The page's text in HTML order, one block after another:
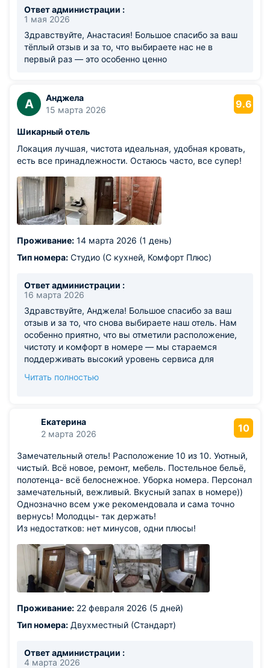
Ответ администрации :
1 мая 2026
Здравствуйте, Анастасия! Большое спасибо за ваш
тёплый отзыв и за то, что выбираете нас не в
первый раз — это особенно ценно
А
Анджела
15 марта 2026
9.6
Шикарный отель
Локация лучшая, чистота идеальная, удобная кровать,
есть все принадлежности. Остаюсь часто, все супер!
Проживание: 14 марта 2026 (1 день)
Тип номера: Студио (С кухней, Комфорт Плюс)
Ответ администрации :
16 марта 2026
Здравствуйте, Анджела! Большое спасибо за ваш
отзыв и за то, что снова выбираете наш отель. Нам
особенно приятно, что вы отметили расположение,
чистоту и комфорт в номере — мы стараемся
поддерживать высокий уровень сервиса для
останавливаться. Для нашей команды очень ценно,
раз! С теплом и заботой, Администрация отеля
«Сочи Галерея Парк»
Читать полностью
Екатерина
2 марта 2026
10
Замечательный отель! Расположение 10 из 10. Уютный,
чистый. Всё новое, ремонт, мебель. Постельное бельё,
полотенца- всё белоснежное. Уборка номера. Персонал
замечательный, вежливый. Вкусный запах в номере))
Однозначно всем уже рекомендовала и сама точно
вернусь! Молодцы- так держать!
Из недостатков: нет минусов, одни плюсы!
Проживание: 22 февраля 2026 (5 дней)
Тип номера: Двухместный (Стандарт)
Ответ администрации :
4 марта 2026